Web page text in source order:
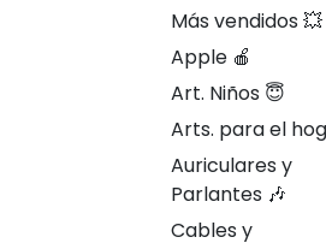
Más vendidos 💥
Apple 🍎
Art. Niños 😇
Arts. para el
Auriculares y
Parlantes 🎶
Cables y